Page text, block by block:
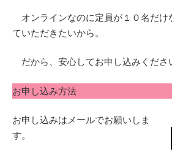
オンラインなのに定員が１０名だけ
ていただきたいから。
だから、安心してお申し込みくださ
お申し込み方法
お申し込みはメールでお願いしま
す。